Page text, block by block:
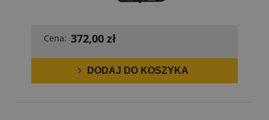
Cena: 372,00 zł
DODAJ DO KOSZYKA